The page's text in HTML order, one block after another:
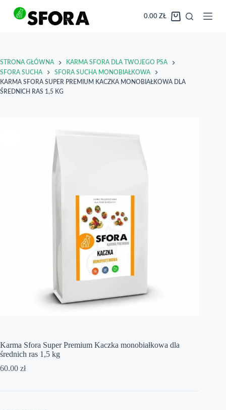
Koszyk
0.00 ZŁ
STRONA GŁÓWNA
KARMA SFORA DLA TWOJEGO PSA
SFORA SUCHA
SFORA SUCHA MONOBIAŁKOWA
KARMA SFORA SUPER PREMIUM KACZKA MONOBIAŁKOWA DLA
ŚREDNICH RAS 1,5 KG
Karma Sfora Super Premium Kaczka monobiałkowa dla
średnich ras 1,5 kg
60.00 zł